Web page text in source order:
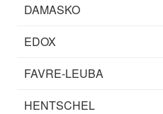
DAMASKO
EDOX
FAVRE-LEUBA
HENTSCHEL